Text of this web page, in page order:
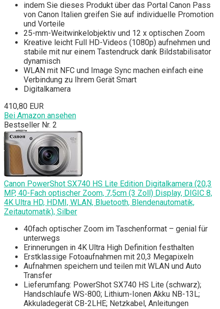
indem Sie dieses Produkt über das Portal Canon Pass
von Canon Italien greifen Sie auf individuelle Promotion
und Vorteile
25-mm-Weitwinkelobjektiv und 12 x optischen Zoom
Kreative leicht Full HD-Videos (1080p) aufnehmen und
stabile mit nur einem Tastendruck dank Bildstabilisator
dynamisch
WLAN mit NFC und Image Sync machen einfach eine
Verbindung zu Ihrem Gerät Smart
Digitalkamera
410,80 EUR
Bei Amazon ansehen
Bestseller Nr. 2
Canon PowerShot SX740 HS Lite Edition Digitalkamera (20,3
MP, 40-Fach optischer Zoom, 7,5cm (3 Zoll) Display, DIGIC 8,
4K Ultra HD, HDMI, WLAN, Bluetooth, Blendenautomatik,
Zeitautomatik), Silber
40fach optischer Zoom im Taschenformat – genial für
unterwegs
Erinnerungen in 4K Ultra High Definition festhalten
Erstklassige Fotoaufnahmen mit 20,3 Megapixeln
Aufnahmen speichern und teilen mit WLAN und Auto
Transfer
Lieferumfang: PowerShot SX740 HS Lite (schwarz);
Handschlaufe WS-800; Lithium-Ionen Akku NB-13L;
Akkuladegerät CB-2LHE; Netzkabel, Anleitungen